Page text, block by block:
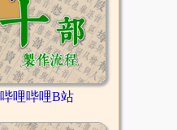
哔哩哔哩B站